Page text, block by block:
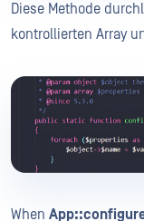
Diese Methode
kontrollierten Array
When